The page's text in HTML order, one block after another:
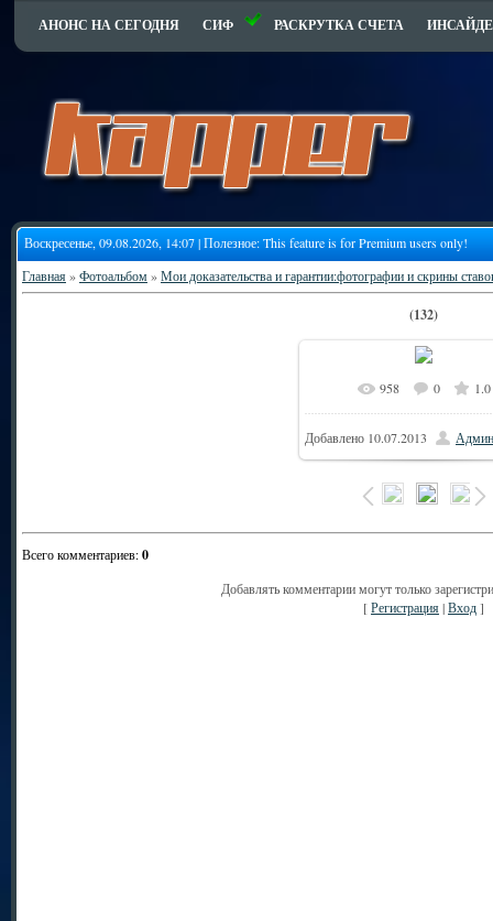
АНОНС НА СЕГОДНЯ СИФ РАСКРУТКА СЧЕТА
Воскресенье, 09.08.2026, 14:07 | Полезное:This feature is for Premium users only!
Главная»Фотоальбом»Мои доказательства и гарантии:фотографии и скрины
(132)
В реальном размере
79.1Kb
958 0 1.0
Добавлено 10.07.2013
Всего комментариев:0
Добавлять комментарии могут только
[Регистрация|Вход]